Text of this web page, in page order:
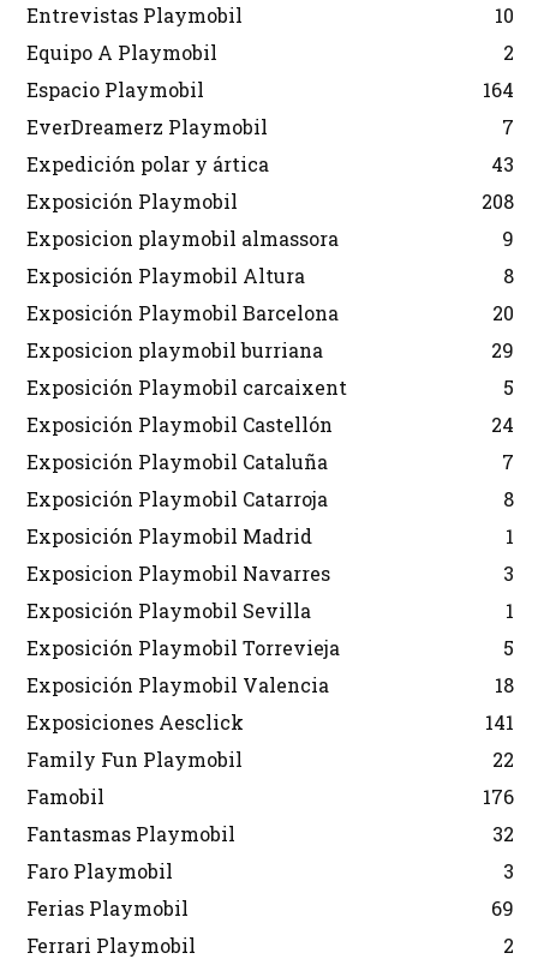
Entrevistas Playmobil
10
Equipo A Playmobil
2
Espacio Playmobil
164
EverDreamerz Playmobil
7
Expedición polar y ártica
43
Exposición Playmobil
208
Exposicion playmobil almassora
9
Exposición Playmobil Altura
8
Exposición Playmobil Barcelona
20
Exposicion playmobil burriana
29
Exposición Playmobil carcaixent
5
Exposición Playmobil Castellón
24
Exposición Playmobil Cataluña
7
Exposición Playmobil Catarroja
8
Exposición Playmobil Madrid
1
Exposicion Playmobil Navarres
3
Exposición Playmobil Sevilla
1
Exposición Playmobil Torrevieja
5
Exposición Playmobil Valencia
18
Exposiciones Aesclick
141
Family Fun Playmobil
22
Famobil
176
Fantasmas Playmobil
32
Faro Playmobil
3
Ferias Playmobil
69
Ferrari Playmobil
2